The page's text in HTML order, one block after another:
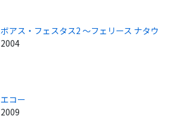
ボアス・フェスタス2 ～フェリース ナタウ
2004
エコー
2009